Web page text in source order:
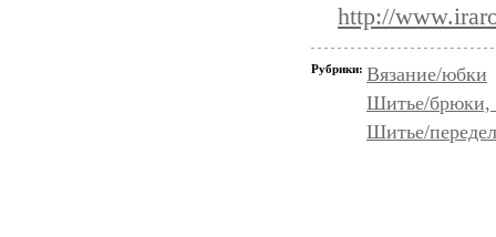
http://
Рубрики: Вязание/юбки
Шитье/брюки,
Шитье/